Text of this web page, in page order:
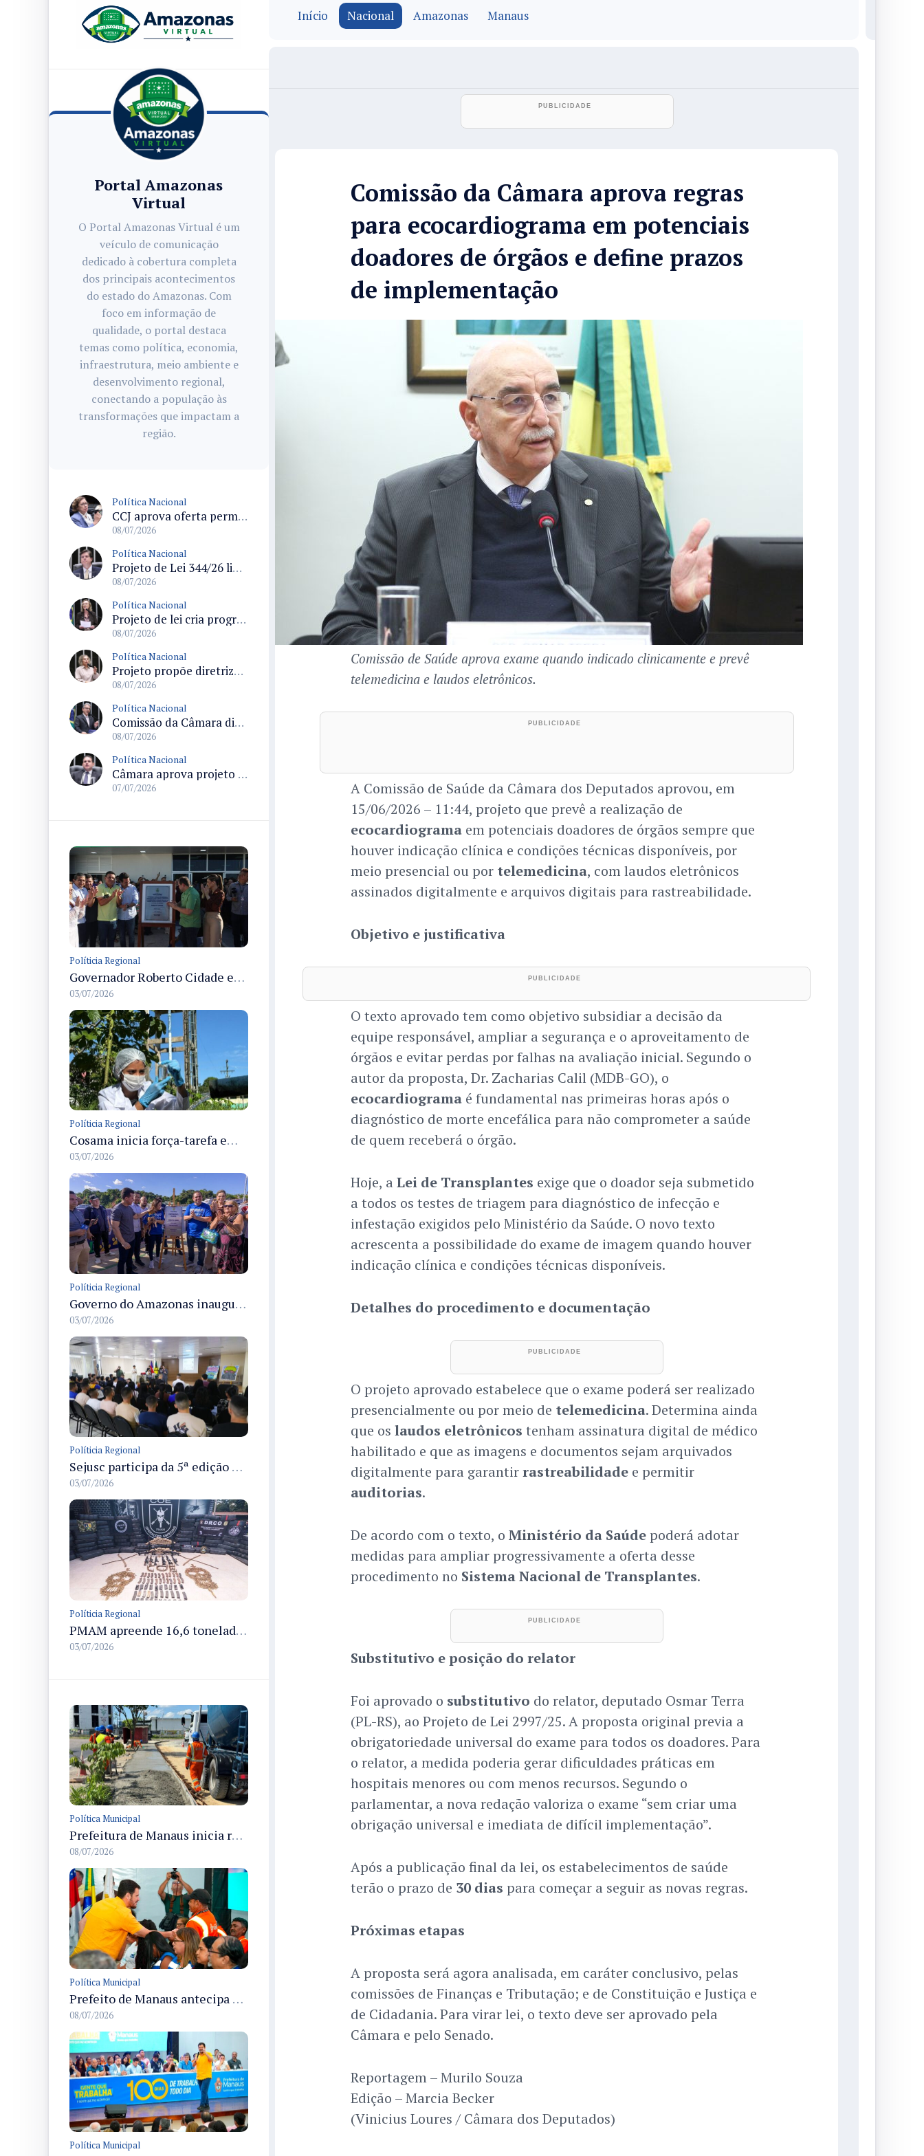
Portal Amazonas
Virtual
O Portal Amazonas Virtual é um
veículo de comunicação
dedicado à cobertura completa
dos principais acontecimentos
do estado do Amazonas. Com
foco em informação de
qualidade, o portal destaca
temas como política, economia,
infraestrutura, meio ambiente e
desenvolvimento regional,
conectando a população às
transformações que impactam a
região.
Política Nacional
CCJ aprova oferta permanente de canais de atendimento a mulheres em situação de violência doméstica e altera Lei Maria da Penha
08/07/2026
Política Nacional
Projeto de Lei 344/26 limita impedimento e regula advocacia de parlamentares segundo ente remunerador
08/07/2026
Política Nacional
Projeto de lei cria programa federal para enfrentar insegurança hídrica na metade sul do Rio Grande do Sul
08/07/2026
Política Nacional
Projeto propõe diretrizes de segurança alimentar na Amazônia Legal para povos e comunidades tradicionais
08/07/2026
Política Nacional
Comissão da Câmara discute impactos sociais e possíveis violações por cobrança de pedágio na Lapa
08/07/2026
Política Nacional
Câmara aprova projeto que cria Sistema Nacional de enfrentamento da violência contra mulheres e envia texto ao Senado
07/07/2026
Políticia Regional
Governador Roberto Cidade entrega readequação do ambulatório da FCecon e amplia capacidade de atendimento oncológico em Manaus
03/07/2026
Políticia Regional
Cosama inicia força-tarefa em Anamã para fortalecer abastecimento de água e segurança hídrica da população
03/07/2026
Políticia Regional
Governo do Amazonas inaugura primeiro Castramóvel Fluvial para atendimento veterinário às comunidades ribeirinhas e castração gratuita
03/07/2026
Políticia Regional
Sejusc participa da 5ª edição do Caminhos Literários com foco na cultura hip-hop nas unidades socioeducativas
03/07/2026
Políticia Regional
PMAM apreende 16,6 toneladas de entorpecentes e registra aumento nas prisões em flagrante e nas capturas de foragidos no primeiro semestre de 2026
03/07/2026
Política Municipal
Prefeitura de Manaus inicia revitalização da avenida Margarita para ampliar segurança e acessibilidade dos moradores
08/07/2026
Política Municipal
Prefeito de Manaus antecipa 50% do 13º salário para servidores e define pagamento em 15 de julho
08/07/2026
Política Municipal
Início Nacional Amazonas Manaus
Comissão da Câmara aprova regras
para ecocardiograma em potenciais
doadores de órgãos e define prazos
de implementação
Comissão de Saúde aprova exame quando indicado clinicamente e prevê
telemedicina e laudos eletrônicos.
A Comissão de Saúde da Câmara dos Deputados aprovou, em
15/06/2026 – 11:44, projeto que prevê a realização de
ecocardiogramaem potenciais doadores de órgãos sempre que
houver indicação clínica e condições técnicas disponíveis, por
meio presencial ou por telemedicina, com laudos eletrônicos
assinados digitalmente e arquivos digitais para rastreabilidade.
Objetivo e justificativa
O texto aprovado tem como objetivo subsidiar a decisão da
equipe responsável, ampliar a segurança e o aproveitamento de
órgãos e evitar perdas por falhas na avaliação inicial. Segundo o
autor da proposta, Dr. Zacharias Calil (MDB-GO), o
ecocardiogramaé fundamental nas primeiras horas após o
diagnóstico de morte encefálica para não comprometer a saúde
de quem receberá o órgão.
Hoje, a Lei de Transplantes exige que o doador seja submetido
a todos os testes de triagem para diagnóstico de infecção e
infestação exigidos pelo Ministério da Saúde. O novo texto
acrescenta a possibilidade do exame de imagem quando houver
indicação clínica e condições técnicas disponíveis.
Detalhes do procedimento e documentação
O projeto aprovado estabelece que o exame poderá ser realizado
presencialmente ou por meio de telemedicina. Determina ainda
que os laudos eletrônicos tenham assinatura digital de médico
habilitado e que as imagens e documentos sejam arquivados
digitalmente para garantirrastreabilidadee permitir
auditorias.
De acordo com o texto, o Ministério da Saúdepoderá adotar
medidas para ampliar progressivamente a oferta desse
procedimento no Sistema Nacional de Transplantes.
Substitutivo e posição do relator
Foi aprovado o substitutivo do relator, deputado Osmar Terra
(PL-RS), ao Projeto de Lei 2997/25. A proposta original previa a
obrigatoriedade universal do exame para todos os doadores. Para
o relator, a medida poderia gerar dificuldades práticas em
hospitais menores ou com menos recursos. Segundo o
parlamentar, a nova redação valoriza o exame “sem criar uma
obrigação universal e imediata de difícil implementação”.
Após a publicação final da lei, os estabelecimentos de saúde
terão o prazo de 30 dias para começar a seguir as novas regras.
Próximas etapas
A proposta será agora analisada, em caráter conclusivo, pelas
comissões de Finanças e Tributação; e de Constituição e Justiça e
de Cidadania. Para virar lei, o texto deve ser aprovado pela
Câmara e pelo Senado.
Reportagem – Murilo Souza
Edição – Marcia Becker
(Vinicius Loures / Câmara dos Deputados)